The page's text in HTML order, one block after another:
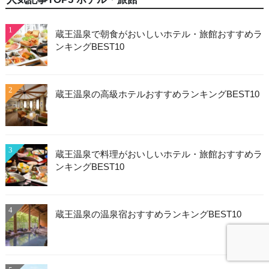
1
蔵王温泉で朝食がおいしいホテル・旅館おすすめラ
ンキングBEST10
2 蔵王温泉の高級ホテルおすすめランキングBEST10
3
蔵王温泉で料理がおいしいホテル・旅館おすすめラ
ンキングBEST10
4 蔵王温泉の温泉宿おすすめランキングBEST10